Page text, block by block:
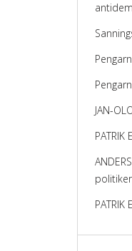
JAN-
PATRIK
PATRIK